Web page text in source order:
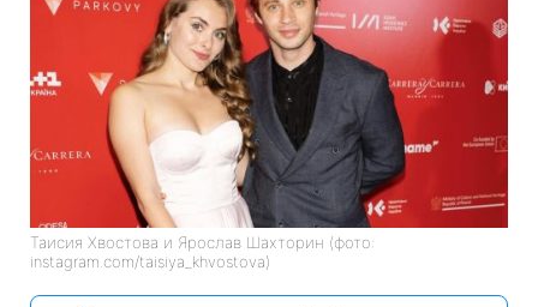
Таисия Хвостова и Ярослав Шахторин (фото:
instagram.com/taisiya_khvostova)